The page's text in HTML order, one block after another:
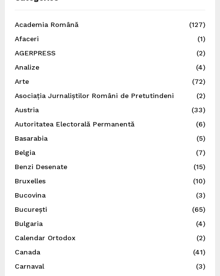
Academia Română
(127)
Afaceri
(1)
AGERPRESS
(2)
Analize
(4)
Arte
(72)
Asociația Jurnaliștilor Români de Pretutindeni
(2)
Austria
(33)
Autoritatea Electorală Permanentă
(6)
Basarabia
(5)
Belgia
(7)
Benzi Desenate
(15)
Bruxelles
(10)
Bucovina
(3)
București
(65)
Bulgaria
(4)
Calendar Ortodox
(2)
Canada
(41)
Carnaval
(3)